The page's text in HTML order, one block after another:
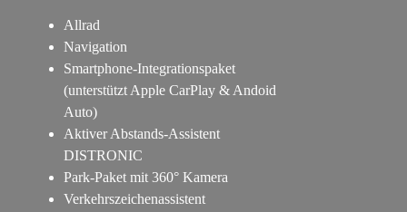
Allrad
Navigation
Smartphone-Integrationspaket
(unterstützt Apple CarPlay & Andoid
Auto)
Aktiver Abstands-Assistent
DISTRONIC
Park-Paket mit 360° Kamera
Verkehrszeichenassistent